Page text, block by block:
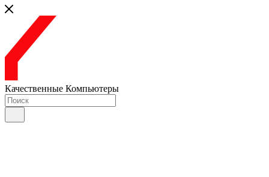
Качественные Компьютеры